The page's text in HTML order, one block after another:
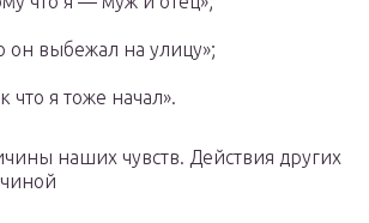
он выбежал на улицу»;
что я тоже начал».
наших чувств. Действия других